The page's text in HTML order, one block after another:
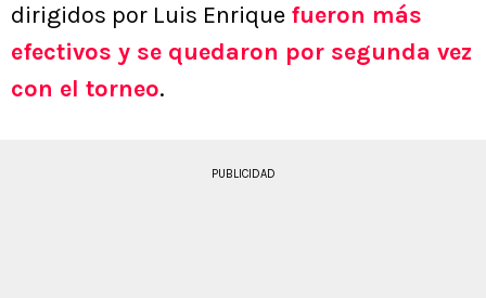
dirigidos por Luis Enrique fueron más
efectivos y se quedaron por segunda vez
con el torneo.
PUBLICIDAD